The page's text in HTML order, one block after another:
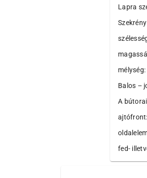
Lapra
Balos –
A
fed-